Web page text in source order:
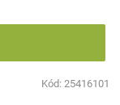
Kód: 25416101